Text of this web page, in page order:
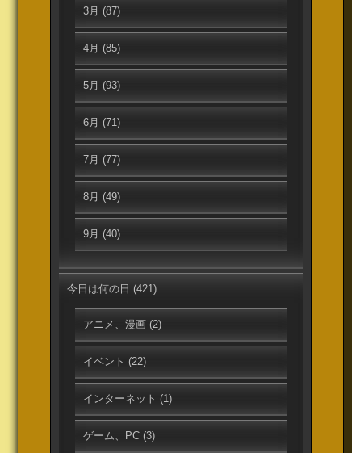
3月 (87)
4月 (85)
5月 (93)
6月 (71)
7月 (77)
8月 (49)
9月 (40)
今日は何の日 (421)
アニメ、漫画 (2)
イベント (22)
インターネット (1)
ゲーム、PC (3)